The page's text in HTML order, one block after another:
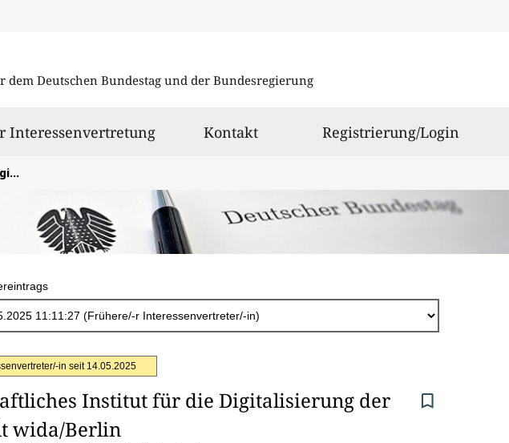
dem Deutschen Bundestag und der Bundesregierung
Interessenvertretung Kontakt Registrierung/Login
in seit 14.05.2025
Institut für die Digitalisierung der
wida/Berlin